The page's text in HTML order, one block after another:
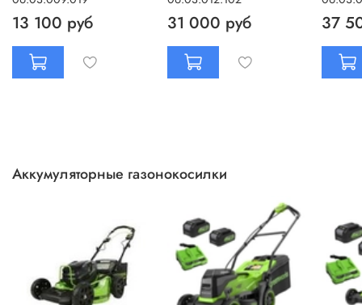
13 100 руб 31 000 руб 37
Аккумуляторные газонокосилки